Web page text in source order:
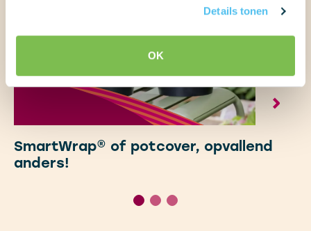
Details tonen
OK
SmartWrap® of potcover, opvallend
anders!